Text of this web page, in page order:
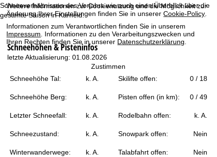
Weitere Informationen zur Cookienutzung und die Möglichkeit zur
Änderung Ihrer Einstellungen finden Sie in unsererCookie-Policy
Informationen zum Verantwortlichen finden Sie in unserem
Impressum . Informationen zu den Verarbeitungszwecken und
Ihren Rechten finden Sie in unserer Datenschutzerklärung
Zustimmen
i
t
e
Schneeverhältnissen des Vorjahrs wie auch einen Überblick über die
gesamte Saison in Karneid.
Schneehöhen & Pisteninfos
letzte Aktualisierung: 01.08.2026
Schneehöhe Tal: k. A. Skilifte offen: 0 / 18
Schneehöhe Berg: k. A. Pisten offen (in km): 0 / 49
Letzter Schneefall: k. A. Rodelbahn offen: k. A.
Schneezustand: k. A. Snowpark offen: Nein
Winterwanderwege: k. A. Talabfahrt offen: Nein